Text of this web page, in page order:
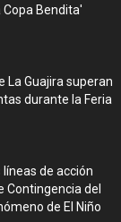
Copa Bendita'
La Guajira superan
durante la Feria
de acción
Contingencia del
de El Niño